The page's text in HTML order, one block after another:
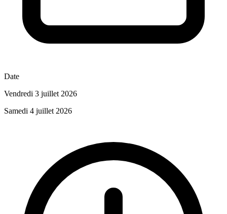
Date
Vendredi 3 juillet 2026
Samedi 4 juillet 2026